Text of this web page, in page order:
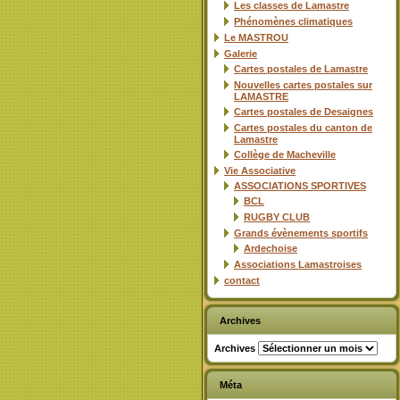
Les classes de Lamastre
Phénomènes climatiques
Le MASTROU
Galerie
Cartes postales de Lamastre
Nouvelles cartes postales sur
LAMASTRE
Cartes postales de Desaignes
Cartes postales du canton de
Lamastre
Collège de Macheville
Vie Associative
ASSOCIATIONS SPORTIVES
BCL
RUGBY CLUB
Grands évènements sportifs
Ardechoise
Associations Lamastroises
contact
Archives
Archives
Méta